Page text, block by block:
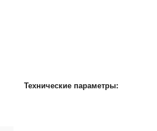
Технические параметры: